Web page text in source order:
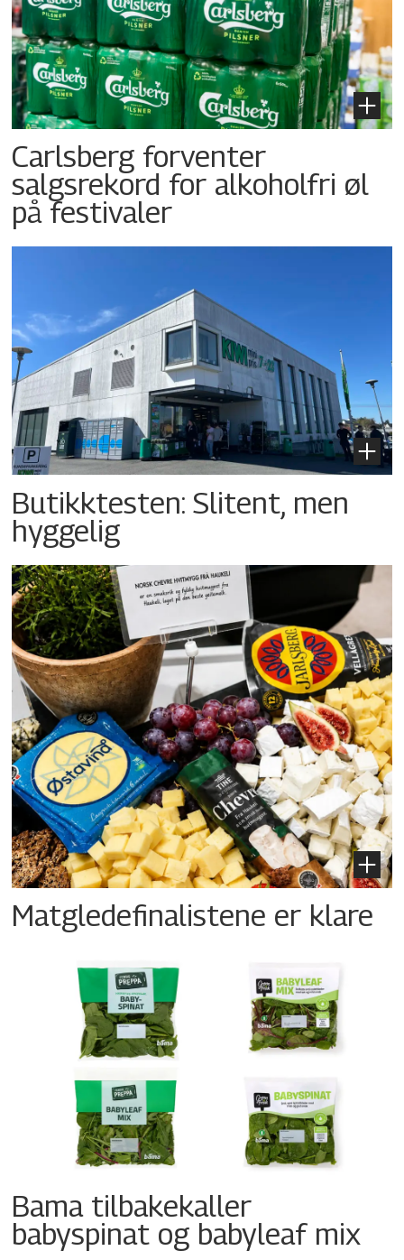
Carlsberg forventer
salgsrekord for alkoholfri øl
på festivaler
Butikktesten: Slitent, men
hyggelig
Matgledefinalistene er klare
Bama tilbakekaller
babyspinat og babyleaf mix